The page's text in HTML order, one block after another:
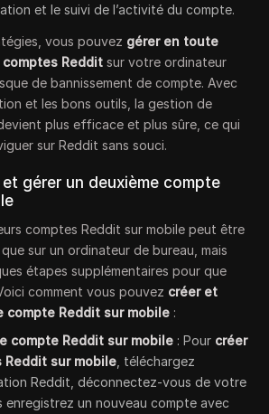
et le suivi de l’activité du compte.
vous pouvez gérer en toute
Reddit sur votre ordinateur
de bannissement de compte. Avec
et les bons outils, la gestion de
plus efficace et plus sûre, ce qui
sur Reddit sans souci.
gérer un deuxième compte
comptes Reddit sur mobile peut être
sur un ordinateur de bureau, mais
étapes supplémentaires pour que
comment vous pouvez créer et
compte Reddit sur mobile :
compte Reddit sur mobile : Pour créer
sur mobile , téléchargez
Reddit, déconnectez-vous de votre
enregistrez un nouveau compte avec